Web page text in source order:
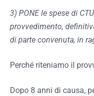
3) PONE le spese di
provvedimento,
di parte convenuta, in
Perché riteniamo il
Dopo 8 anni di causa,